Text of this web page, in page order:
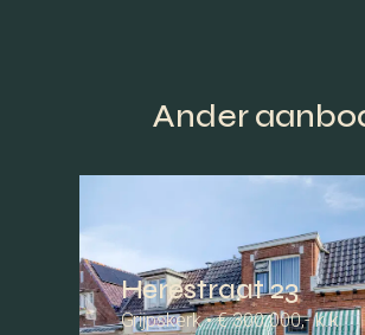
Ander
Herestraat 23
Grijpskerk • € 300.000,- k.k.